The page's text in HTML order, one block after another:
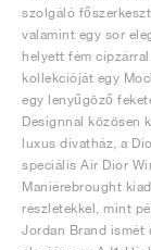
szolgáló
valamint egy sor
helyett fém
kollekcióját egy
egy lenyűgöző
Designnal közösen
luxus divatház, a
speciális Air Dior
Maniérebrought
részletekkel, mint
Jordan Brand ismét